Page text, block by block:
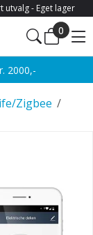
utvalg - Eget lager
0
2000,-
/
Zigbee